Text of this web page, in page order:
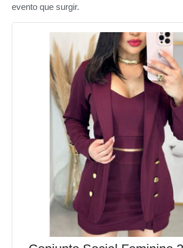
evento que surgir.